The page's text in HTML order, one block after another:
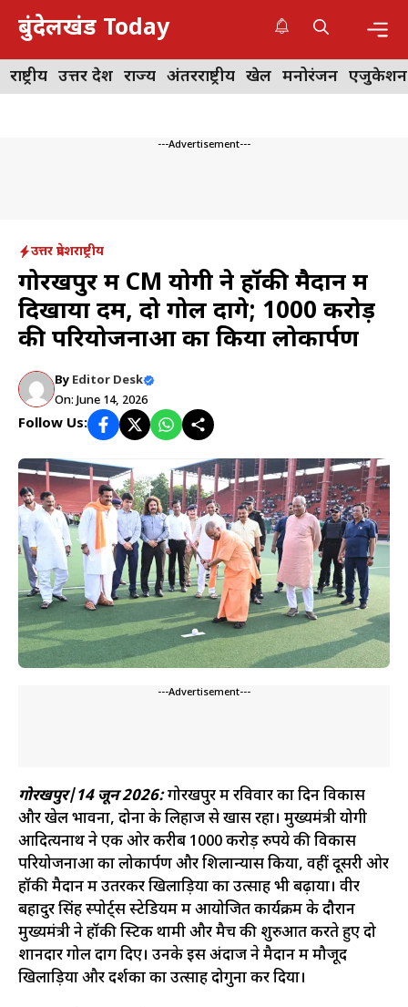
Skip
content
बुंदेलखंड Today
राष्ट्रीय उत्तर प्रदेश राज्य अंतरराष्ट्रीय खेल मनोरंजन एजुकेशन
---Advertisement---
उत्तर प्रदेशराष्ट्रीय
गोरखपुर में CM योगी ने हॉकी मैदान में
दिखाया दम, दो गोल दागे; 1000 करोड़
की परियोजनाओं का किया लोकार्पण
By Editor Desk
On: June 14, 2026
Follow Us:
---Advertisement---
गोरखपुर|14 जून 2026:गोरखपुर में रविवार का दिन विकास
और खेल भावना, दोनों के लिहाज से खास रहा। मुख्यमंत्री योगी
आदित्यनाथ ने एक ओर करीब 1000 करोड़ रुपये की विकास
परियोजनाओं का लोकार्पण और शिलान्यास किया, वहीं दूसरी ओर
हॉकी मैदान में उतरकर खिलाड़ियों का उत्साह भी बढ़ाया। वीर
बहादुर सिंह स्पोर्ट्स स्टेडियम में आयोजित कार्यक्रम के दौरान
मुख्यमंत्री ने हॉकी स्टिक थामी और मैच की शुरुआत करते हुए दो
शानदार गोल दाग दिए। उनके इस अंदाज ने मैदान में मौजूद
खिलाड़ियों और दर्शकों का उत्साह दोगुना कर दिया।